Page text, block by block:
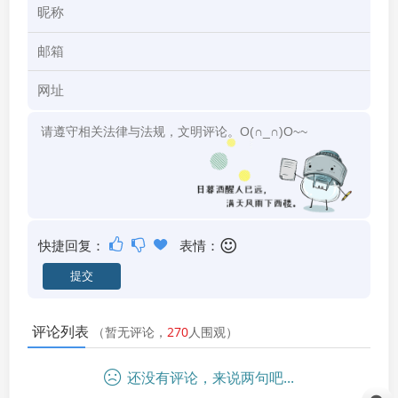
快捷回复： 表情：
评论列表 （暂无评论， 270人围观）
还没有评论，来说两句吧...